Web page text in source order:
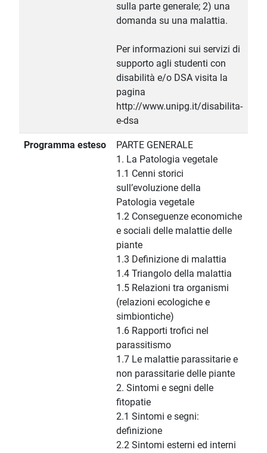
sulla parte generale; 2) una
domanda su una malattia.
Per informazioni sui servizi di
supporto agli studenti con
disabilità e/o DSA visita la
pagina
http://www.unipg.it/disabilita-
e-dsa
Programma esteso
PARTE GENERALE
1. La Patologia vegetale
1.1 Cenni storici
sull’evoluzione della
Patologia vegetale
1.2 Conseguenze economiche
e sociali delle malattie delle
piante
1.3 Definizione di malattia
1.4 Triangolo della malattia
1.5 Relazioni tra organismi
(relazioni ecologiche e
simbiontiche)
1.6 Rapporti trofici nel
parassitismo
1.7 Le malattie parassitarie e
non parassitarie delle piante
2. Sintomi e segni delle
fitopatie
2.1 Sintomi e segni:
definizione
2.2 Sintomi esterni ed interni